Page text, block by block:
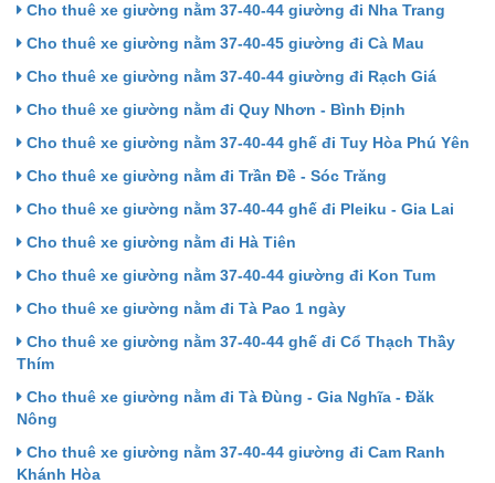
Cho thuê xe giường nằm 37-40-44 giường đi Nha Trang
Cho thuê xe giường nằm 37-40-45 giường đi Cà Mau
Cho thuê xe giường nằm 37-40-44 giường đi Rạch Giá
Cho thuê xe giường nằm đi Quy Nhơn - Bình Định
Cho thuê xe giường nằm 37-40-44 ghế đi Tuy Hòa Phú Yên
Cho thuê xe giường nằm đi Trần Đề - Sóc Trăng
Cho thuê xe giường nằm 37-40-44 ghế đi Pleiku - Gia Lai
Cho thuê xe giường nằm đi Hà Tiên
Cho thuê xe giường nằm 37-40-44 giường đi Kon Tum
Cho thuê xe giường nằm đi Tà Pao 1 ngày
Cho thuê xe giường nằm 37-40-44 ghế đi Cổ Thạch Thầy
Thím
Cho thuê xe giường nằm đi Tà Đùng - Gia Nghĩa - Đăk
Nông
Cho thuê xe giường nằm 37-40-44 giường đi Cam Ranh
Khánh Hòa